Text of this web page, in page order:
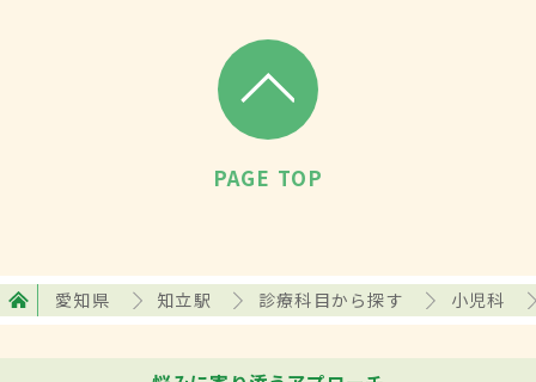
PAGE TOP
愛知県 知立駅 診療科目から探す 小児科